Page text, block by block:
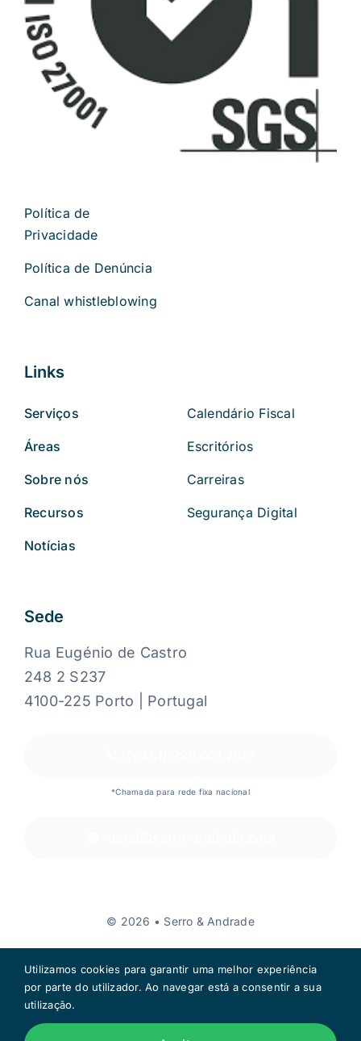
Política de
Privacidade
Política de Denúncia
Canal whistleblowing
Links
Serviços
Áreas
Sobre nós
Recursos
Notícias
Calendário Fiscal
Escritórios
Carreiras
Segurança Digital
Sede
Rua Eugénio de Castro
248 2 S237
4100-225 Porto | Portugal
*Chamada para rede fixa nacional
© 2026 • Serro & Andrade
Utilizamos cookies para garantir uma melhor experiência
por parte do utilizador. Ao navegar está a consentir a sua
utilização.